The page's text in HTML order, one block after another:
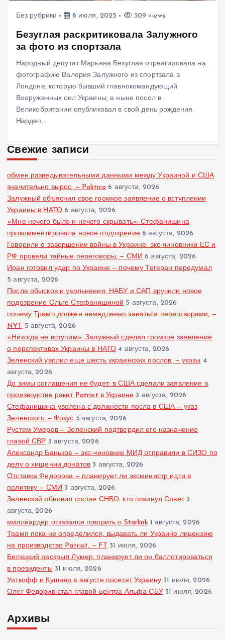
Без рубрики 8 июля, 2025 309 views
Безуглая раскритиковала Залужного
за фото из спортзала
Народный депутат Марьяна Безуглая отреагировала на
фотографию Валерия Залужного из спортзала в
Лондоне, которую бывший главнокомандующий
Вооруженных сил Украины, а ныне посол в
Великобритании опубликовал в свой день рождения.
Нардеп…
Свежие записи
обмен разведывательными данными между Украиной и США
значительно вырос, — Politico 6 августа, 2026
Залужный объяснил свое громкое заявление о вступлении
Украины в НАТО 6 августа, 2026
«Мне нечего было и нечего скрывать»: Стефанишина
прокомментировала новое подозрение 6 августа, 2026
Говорили о завершении войны в Украине: экс-чиновники ЕС и
РФ провели тайные переговоры, — СМИ 6 августа, 2026
Иран готовил удар по Украине — почему Тегеран передумал
5 августа, 2026
После обысков и увольнения: НАБУ и САП вручили новое
подозрение Ольге Стефанишиной 5 августа, 2026
почему Трамп должен немедленно заняться переговорами, —
NYT 5 августа, 2026
«Никогда не вступим»: Залужный сделал громкое заявление
о перспективах Украины в НАТО 4 августа, 2026
Зеленский уволил еще шесть украинских послов, — указы 4
августа, 2026
До зимы соглашения не будет: в США сделали заявление о
производстве ракет Patriot в Украине 3 августа, 2026
Стефанишина уволена с должности посла в США — указ
Зеленского — Фокус 3 августа, 2026
Рустем Умеров — Зеленский подтвердил его назначение
главой СВР 3 августа, 2026
Александр Баньков — экс-чиновник МИД отправили в СИЗО по
делу о хищении донатов 3 августа, 2026
Отставка Федорова — планирует ли эксминистр идти в
политику — СМИ 3 августа, 2026
Зеленский обновил состав СНБО: кто покинул Совет 3
августа, 2026
миллиардер отказался говорить о Starlink 1 августа, 2026
Трамп пока не определился, выдавать ли Украине лицензию
на производство Patriot, — FT 31 июля, 2026
Билецкий раскрыл Лумер, планирует ли он баллотироваться
в президенты 31 июля, 2026
Уиткофф и Кушнер в августе посетят Украину 31 июля, 2026
Олег Федорив стал главой центра Альфа СБУ 31 июля, 2026
Архивы